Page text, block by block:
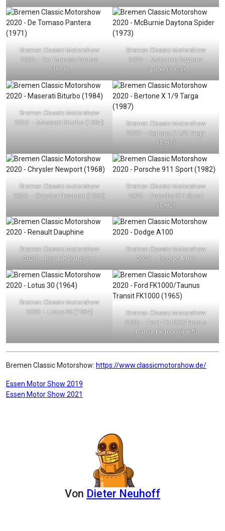
Bremen Classic Motorshow
2020 – De Tomaso Pantera
(1971)
Bremen Classic Motorshow
2020 – McBurnie Daytona
Spider (1973)
Bremen Classic Motorshow
2020 – Maserati Biturbo (1984)
Bremen Classic Motorshow
2020 – Bertone X 1/9 Targa
(1987)
Bremen Classic Motorshow
2020 – Chrysler Newport (1968)
Bremen Classic Motorshow
2020 – Porsche 911 Sport
(1982)
Bremen Classic Motorshow
2020 – Renault Dauphine
Bremen Classic Motorshow
2020 – Dodge A100
Bremen Classic Motorshow
2020 – Lotus 30 (1964)
Bremen Classic Motorshow
2020 – Ford FK1000/Taunus
Transit FK1000 (1965)
Bremen Classic Motorshow: https://www.classicmotorshow.de/
Beitragsnavigation
Essen Motor Show 2019
Essen Motor Show 2021
Von Dieter Neuhoff